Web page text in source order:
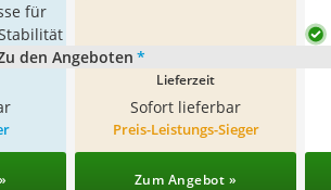
für
den Angeboten *
Lieferzeit
Sofort lieferbar
Preis-Leistungs-Sieger
Zum Angebot »